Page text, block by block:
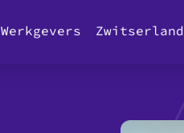
Werkgevers Zwitserland